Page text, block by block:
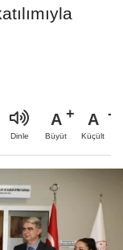
Dinle
A
Büyüt
A
Küçült